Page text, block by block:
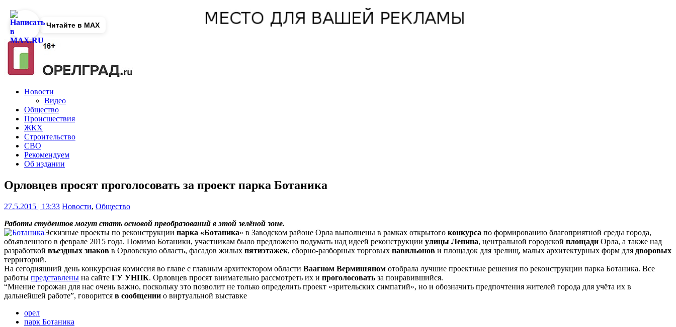
Новости
Видео
Общество
Происшествия
ЖКХ
Строительство
СВО
Рекомендуем
Об издании
Орловцев просят проголосовать за проект парка Ботаника
27.5.2015 | 13:33 Новости, Общество
Работы студентов могут стать основой преобразований в этой зелёной зоне.
Эскизные проекты по реконструкции парка «Ботаника» в Заводском районе Орла выполнены в рамках открытого конкурса по формированию благоприятной среды города,
объявленного в феврале 2015 года. Помимо Ботаники, участникам было предложено подумать над идеей реконструкции улицы Ленина, центральной городской площади Орла, а также над
разработкой въездных знаков в Орловскую область, фасадов жилых пятиэтажек, сборно-разборных торговых павильонов и площадок для зрелищ, малых архитектурных форм для дворовых
территорий.
На сегодняшний день конкурсная комиссия во главе с главным архитектором области Ваагном Вермишяном отобрала лучшие проектные решения по реконструкции парка Ботаника. Все
работы представлены на сайте ГУ УНПК. Орловцев просят внимательно рассмотреть их и проголосовать за понравившийся.
“Мнение горожан для нас очень важно, поскольку это позволит не только определить проект «зрительских симпатий», но и обозначить предпочтения жителей города для учёта их в
дальнейшей работе”, говорится в сообщении о виртуальной выставке
орел
парк Ботаника
Читайте в MAX